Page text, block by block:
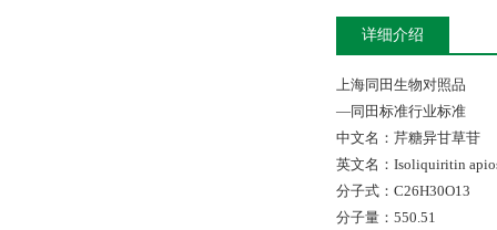
详细介绍
上海同田生物对照品
—同田标准行业标准
中文名：芹糖异甘草苷
英文名：Isoliquiritin
分子式：C26H30O13
分子量：550.51